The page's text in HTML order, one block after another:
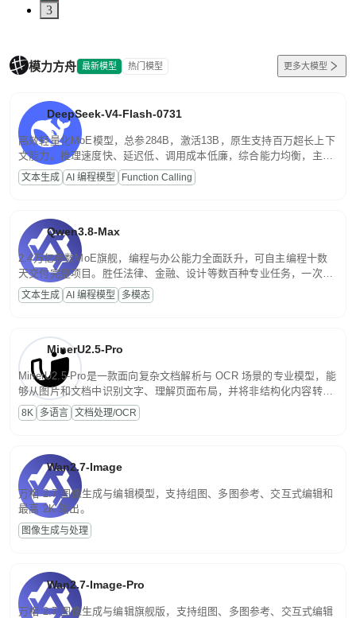
3
模力方舟 最新模型 热门模型 更多大模型
DeepSeek-V4-Flash-0731
高效轻量化MoE模型，总参284B，激活13B，原生支持百万超长上下
文能力。推理速度快、延迟低、调用成本低廉，综合能力均衡，主打
高并发、轻量化任务，适合日常对话、内容创作、基础 RAG、批量
文案处理等普惠刚需场景。
文本生成 AI 编程模型 Function Calling
Qwen3.8-Max
2.4万亿参数MoE旗舰，编程与办公能力全面跃升，可自主编程十数
天交付完整项目。胜任法律、金融、设计等数百种专业任务，一次对
话端到端交付生产级成果。原生视觉理解贯穿规划、执行与验证全流
程，支持超长文档与长视频的深度语义解析。长程任务中自主规划与
文本生成 AI 编程模型 多模态
MinerU2.5-Pro
MinerU2.5-Pro是一款面向复杂文档解析与 OCR 场景的专业模型，能
够从图片和文档中识别文字、理解页面布局，并将非结构化内容转换
为便于存储、检索和二次处理的结构化结果。
8K 多语言 文档处理/OCR
Wan2.7-Image
万相 2.7 图像生成与编辑模型，支持组图、多图参考、交互式编辑和
最高 2K 输出。
图像生成与处理
Wan2.7-Image-Pro
万相 2.7 图像生成与编辑旗舰版，支持组图、多图参考、交互式编辑